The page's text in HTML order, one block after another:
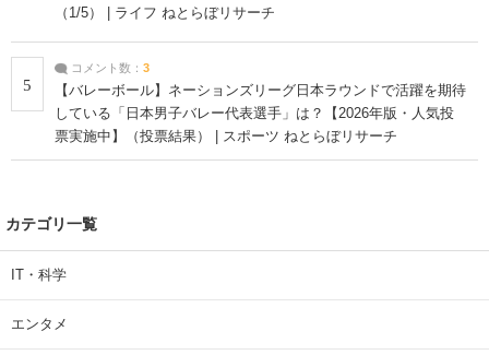
（1/5） | ライフ ねとらぼリサーチ
5
コメント数： 3
【バレーボール】ネーションズリーグ日本ラウンドで活躍を期待
している「日本男子バレー代表選手」は？【2026年版・人気投
票実施中】（投票結果） | スポーツ ねとらぼリサーチ
カテゴリ一覧
IT・科学
エンタメ